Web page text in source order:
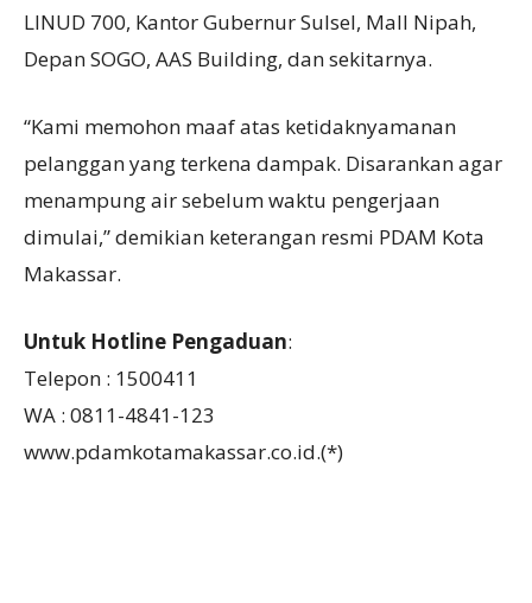
LINUD 700, Kantor Gubernur Sulsel, Mall Nipah,
Depan SOGO, AAS Building, dan sekitarnya.
“Kami memohon maaf atas ketidaknyamanan
pelanggan yang terkena dampak. Disarankan agar
menampung air sebelum waktu pengerjaan
dimulai,” demikian keterangan resmi PDAM Kota
Makassar.
Untuk Hotline Pengaduan:
Telepon : 1500411
WA : 0811-4841-123
www.pdamkotamakassar.co.id.(*)